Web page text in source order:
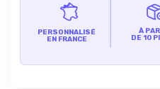
PERSONNALISÉ
EN FRANCE
À
DE 10